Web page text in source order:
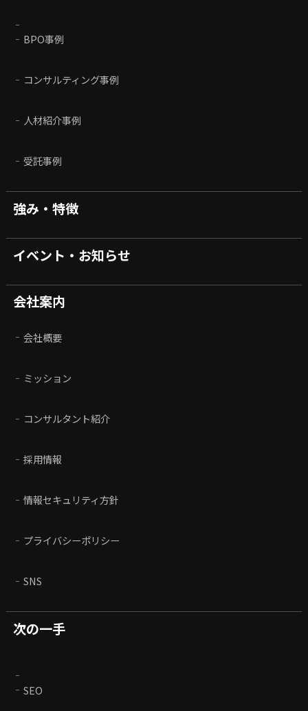
BPO事例
コンサルティング事例
人材紹介事例
受託事例
強み・特徴
イベント・お知らせ
会社案内
会社概要
ミッション
コンサルタント紹介
採用情報
情報セキュリティ方針
プライバシーポリシー
SNS
次の一手
SEO